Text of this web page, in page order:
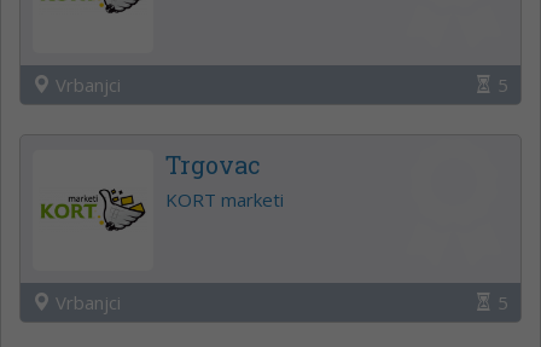
Vrbanjci 5
Trgovac
KORT marketi
Vrbanjci 5